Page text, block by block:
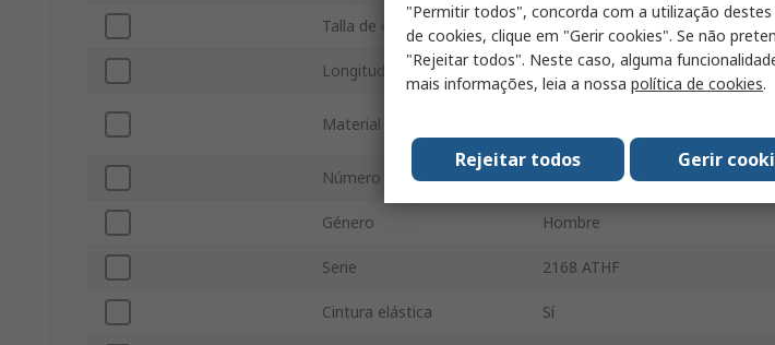
Talla de cintura 108 cm
Longitud de pata 80cm
Material
Poliamida
Número de bolsillos 10
Género Hombre
Serie 2168 ATHF
Cintura elástica Sí
"Permitir todos", concorda com a utilização
de cookies, clique em "Gerir cookies". Se não
"Rejeitar todos". Neste caso, alguma
mais informações, leia a nossa política de cookies.
Gerir
Rejeitar todos